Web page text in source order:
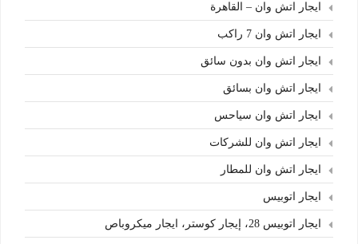
ايجار اتش وان – القاهرة
ايجار اتش وان 7 راكب
ايجار اتش وان بدون سائق
ايجار اتش وان بسائق
ايجار اتش وان سياحس
ايجار اتش وان للشركات
ايجار اتش وان للمطار
ايجار اتوبيس
ايجار اتوبيس 28، إيجار كوستر، ايجار ميكروباص